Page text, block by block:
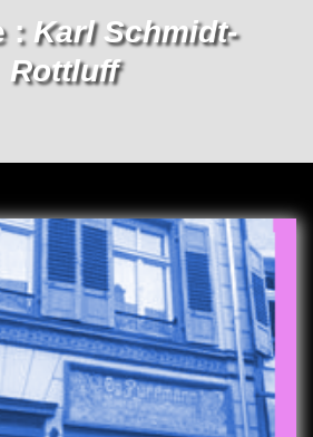
: Karl Schmidt-
Rottluff